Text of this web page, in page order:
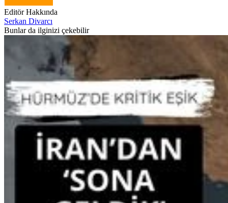
Editör Hakkında
Serkan Divarcı
Bunlar da ilginizi çekebilir